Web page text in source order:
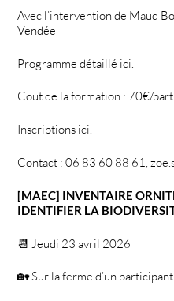
Avec l’intervention de Maud
Vendée
Programme détaillé ici.
Cout de la formation : 70€/
Inscriptions ici.
Contact : 06 83 60 88 61,
[MAEC] INVENTAIRE
IDENTIFIER LA
📆 Jeudi 23 avril 2026
🏡 Sur la ferme d’un participant